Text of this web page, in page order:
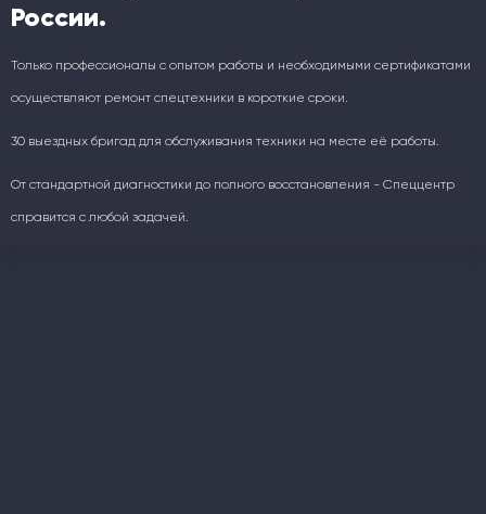
России.
Только профессионалы с опытом работы и необходимыми сертификатами
осуществляют ремонт спецтехники в короткие сроки.
30 выездных бригад для обслуживания техники на месте её работы.
От стандартной диагностики до полного восстановления - Спеццентр
справится с любой задачей.